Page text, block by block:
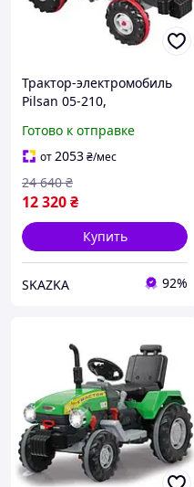
Трактор-электромобиль
Pilsan 05-210,
аккумулятор 12V,
открывающийся капот,
сигнал, подсветка фар
Готово к отправке
от2053₴/мес
12 320₴
24 640 ₴
Купить
SKAZKA 92%